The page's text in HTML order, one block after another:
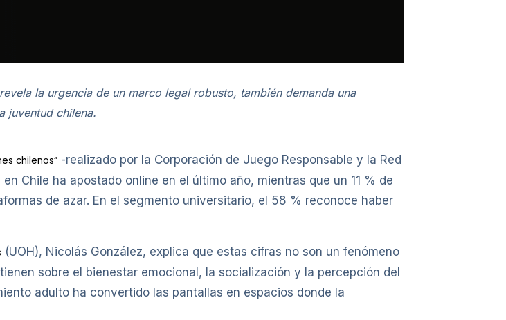
la urgencia de un marco legal robusto, también demanda una
juventud chilena.
chilenos” -realizado por la Corporación de Juego Responsable y la Red
Chile ha apostado online en el último año, mientras que un 11 % de
de azar. En el segmento universitario, el 58 % reconoce haber
(UOH), Nicolás González, explica que estas cifras no son un fenómeno
sobre el bienestar emocional, la socialización y la percepción del
adulto ha convertido las pantallas en espacios donde la